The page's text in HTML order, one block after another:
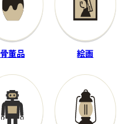
レコード
山下達郎
FOR YOU
RAL-8801
骨董品 絵画